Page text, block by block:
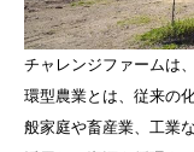
チャレンジファームは
環型農業とは、従来の
般家庭や畜産業、工業